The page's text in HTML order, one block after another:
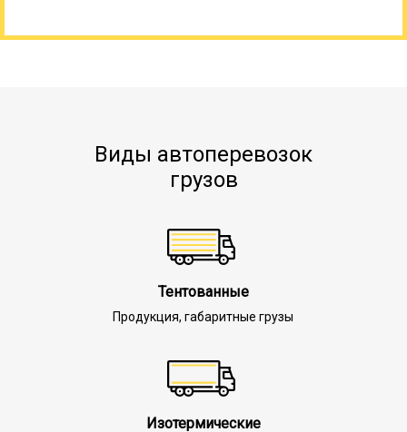
Виды автоперевозок
грузов
Тентованные
Продукция, габаритные грузы
Изотермические